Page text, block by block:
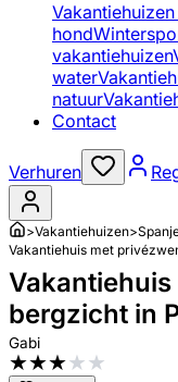
hond
vakantiehuizen
water
natuur
Contact
Verhuren
>Vakantiehuizen>
Vakantiehuis met
bergzicht in
Gabi
★★★★★